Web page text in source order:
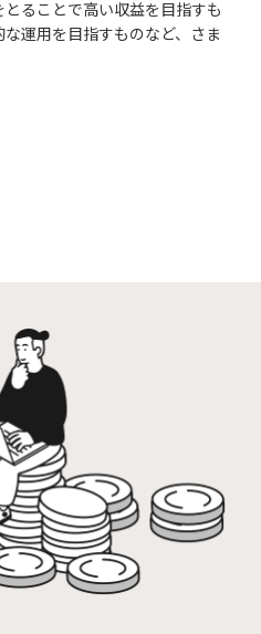
ることで高い収益を目指すも
運用を目指すものなど、さま